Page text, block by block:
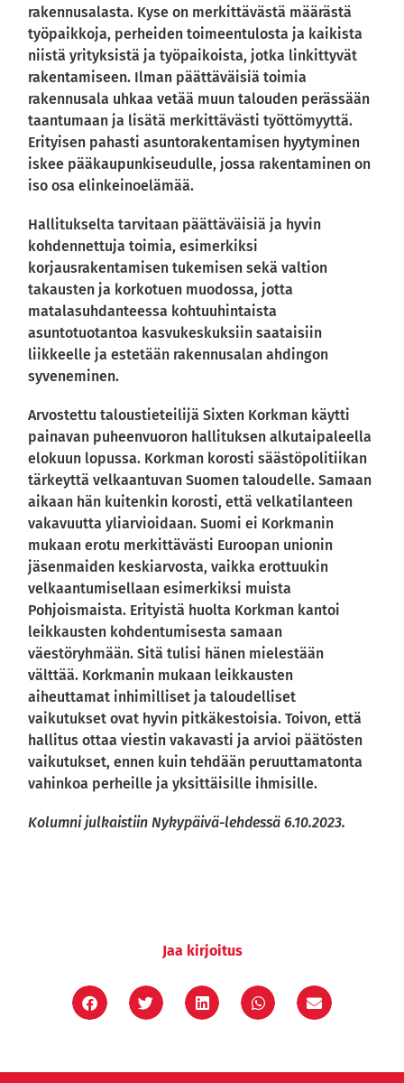
rakennusalasta. Kyse on merkittävästä määrästä
työpaikkoja, perheiden toimeentulosta ja kaikista
niistä yrityksistä ja työpaikoista, jotka linkittyvät
rakentamiseen. Ilman päättäväisiä toimia
rakennusala uhkaa vetää muun talouden perässään
taantumaan ja lisätä merkittävästi työttömyyttä.
Erityisen pahasti asuntorakentamisen hyytyminen
iskee pääkaupunkiseudulle, jossa rakentaminen on
iso osa elinkeinoelämää.
Hallitukselta tarvitaan päättäväisiä ja hyvin
kohdennettuja toimia, esimerkiksi
korjausrakentamisen tukemisen sekä valtion
takausten ja korkotuen muodossa, jotta
matalasuhdanteessa kohtuuhintaista
asuntotuotantoa kasvukeskuksiin saataisiin
liikkeelle ja estetään rakennusalan ahdingon
syveneminen.
Arvostettu taloustieteilijä Sixten Korkman käytti
painavan puheenvuoron hallituksen alkutaipaleella
elokuun lopussa. Korkman korosti säästöpolitiikan
tärkeyttä velkaantuvan Suomen taloudelle. Samaan
aikaan hän kuitenkin korosti, että velkatilanteen
vakavuutta yliarvioidaan. Suomi ei Korkmanin
mukaan erotu merkittävästi Euroopan unionin
jäsenmaiden keskiarvosta, vaikka erottuukin
velkaantumisellaan esimerkiksi muista
Pohjoismaista. Erityistä huolta Korkman kantoi
leikkausten kohdentumisesta samaan
väestöryhmään. Sitä tulisi hänen mielestään
välttää. Korkmanin mukaan leikkausten
aiheuttamat inhimilliset ja taloudelliset
vaikutukset ovat hyvin pitkäkestoisia. Toivon, että
hallitus ottaa viestin vakavasti ja arvioi päätösten
vaikutukset, ennen kuin tehdään peruuttamatonta
vahinkoa perheille ja yksittäisille ihmisille.
Kolumni julkaistiin Nykypäivä-lehdessä 6.10.2023.
Jaa kirjoitus